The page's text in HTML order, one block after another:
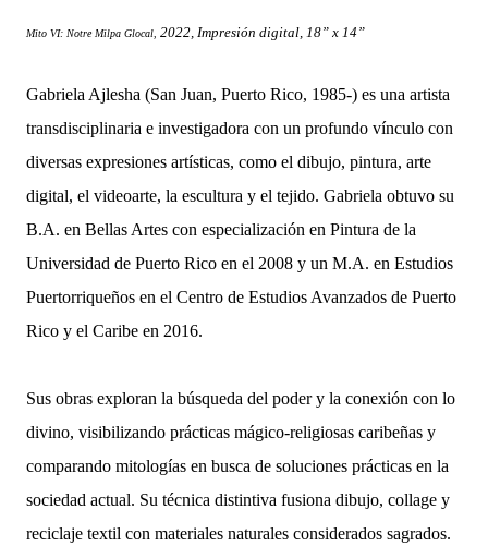
Mito VI: Notre Milpa Glocal, 2022, Impresión digital, 18” x 14”
Gabriela Ajlesha (San Juan, Puerto Rico, 1985-) es una artista
transdisciplinaria e investigadora con un profundo vínculo con
diversas expresiones artísticas, como el dibujo, pintura, arte
digital, el videoarte, la escultura y el tejido. Gabriela obtuvo su
B.A. en Bellas Artes con especialización en Pintura de la
Universidad de Puerto Rico en el 2008 y un M.A. en Estudios
Puertorriqueños en el Centro de Estudios Avanzados de Puerto
Rico y el Caribe en 2016.
Sus obras exploran la búsqueda del poder y la conexión con lo
divino, visibilizando prácticas mágico-religiosas caribeñas y
comparando mitologías en busca de soluciones prácticas en la
sociedad actual. Su técnica distintiva fusiona dibujo, collage y
reciclaje textil con materiales naturales considerados sagrados.